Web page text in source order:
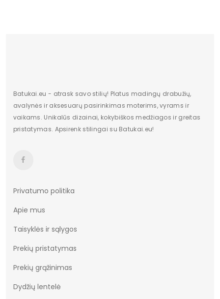
Batukai.eu - atrask savo stilių! Platus madingų drabužių,
avalynės ir aksesuarų pasirinkimas moterims, vyrams ir
vaikams. Unikalūs dizainai, kokybiškos medžiagos ir greitas
pristatymas. Apsirenk stilingai su Batukai.eu!
Privatumo politika
Apie mus
Taisyklės ir sąlygos
Prekių pristatymas
Prekių grąžinimas
Dydžių lentelė